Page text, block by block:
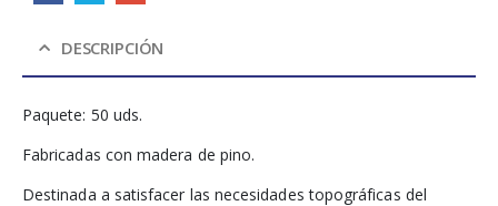
DESCRIPCIÓN
Paquete: 50 uds.
Fabricadas con madera de pino.
Destinada a satisfacer las necesidades topográficas del